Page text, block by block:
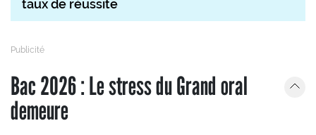
taux de réussite
Bac 2026 : Le stress du Grand oral
demeure